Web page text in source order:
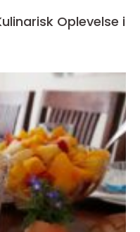
Oplevelse i